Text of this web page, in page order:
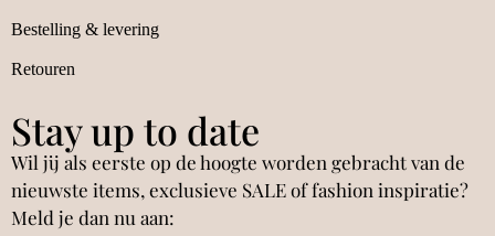
Bestelling & levering
Retouren
Stay up to date
Wil jij als eerste op de hoogte worden gebracht van de
nieuwste items, exclusieve SALE of fashion inspiratie?
Meld je dan nu aan: